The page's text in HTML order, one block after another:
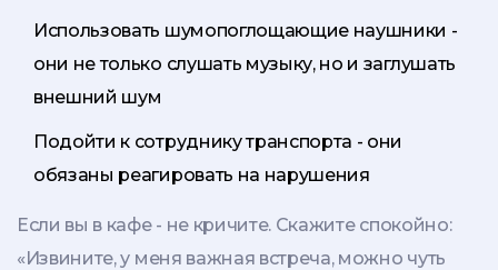
Использовать шумопоглощающие наушники -
они не только слушать музыку, но и заглушать
внешний шум
Подойти к сотруднику транспорта - они
обязаны реагировать на нарушения
Если вы в кафе - не кричите. Скажите спокойно:
«Извините, у меня важная встреча, можно чуть